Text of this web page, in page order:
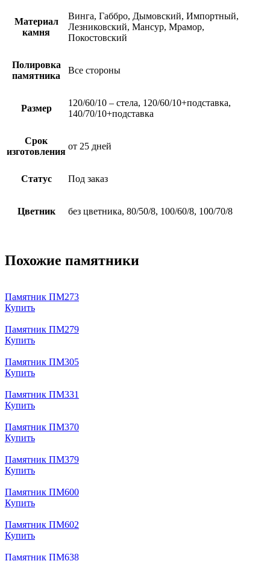
Материал
камня
Винга, Габбро, Дымовский, Импортный,
Лезниковский, Мансур, Мрамор,
Покостовский
Полировка
памятника
Все стороны
Размер
120/60/10 – стела, 120/60/10+подставка,
140/70/10+подставка
Срок
изготовления
от 25 дней
Статус Под заказ
Цветник без цветника, 80/50/8, 100/60/8, 100/70/8
Похожие памятники
Памятник ПМ273
Купить
Памятник ПМ279
Купить
Памятник ПМ305
Купить
Памятник ПМ331
Купить
Памятник ПМ370
Купить
Памятник ПМ379
Купить
Памятник ПМ600
Купить
Памятник ПМ602
Купить
Памятник ПМ638